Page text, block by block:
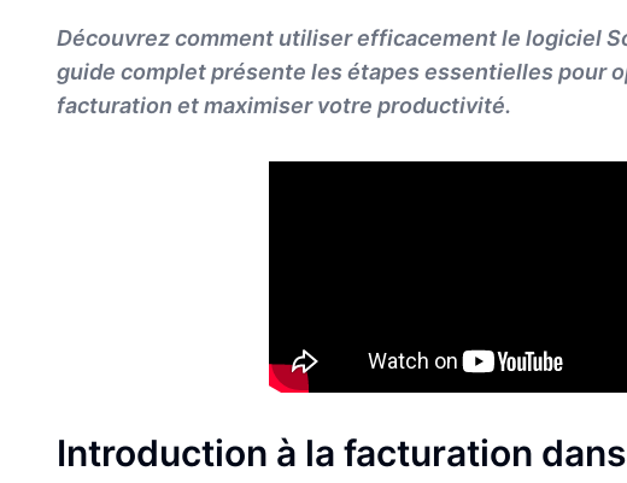
Découvrez comment utiliser efficacement le logiciel
guide complet présente les étapes essentielles pour
facturation et maximiser votre productivité.
Introduction à la facturation